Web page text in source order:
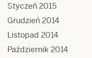
Styczeń 2015
Grudzień 2014
Listopad 2014
Październik 2014